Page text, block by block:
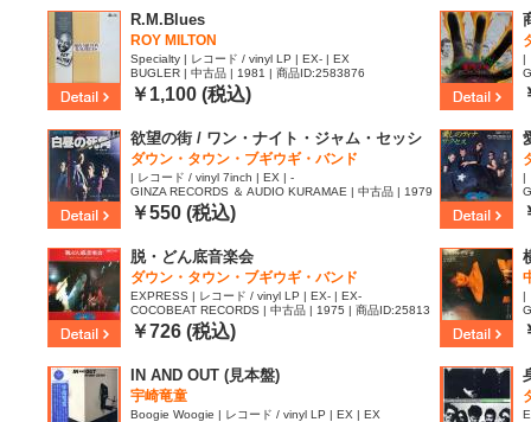
R.M.Blues
ROY MILTON
Specialty | レコード / vinyl LP | EX- | EX
BUGLER | 中古品 | 1981 | 商品ID:2583876
￥1,100 (税込)
|
|
欲望の街 / ワン・ナイト・ジャム・セッシ
ョン
ダウン・タウン・ブギウギ・バンド
| レコード / vinyl 7inch | EX | -
GINZA RECORDS ＆ AUDIO KURAMAE | 中古品 | 1979
| 商品ID:2581605
￥550 (税込)
|
|
脱・どん底音楽会
ダウン・タウン・ブギウギ・バンド
EXPRESS | レコード / vinyl LP | EX- | EX-
COCOBEAT RECORDS | 中古品 | 1975 | 商品ID:25813
80
￥726 (税込)
|
IN AND OUT (見本盤)
宇崎竜童
Boogie Woogie | レコード / vinyl LP | EX | EX